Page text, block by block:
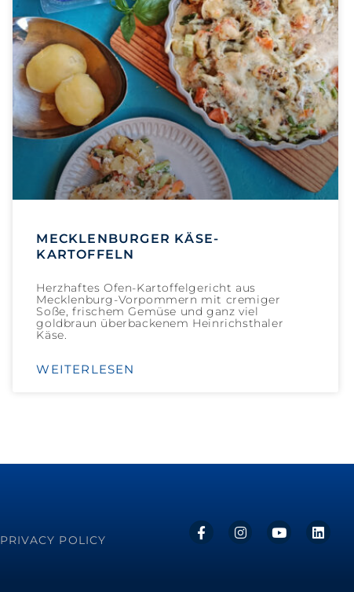
MECKLENBURGER KÄSE-
KARTOFFELN
Herzhaftes Ofen-Kartoffelgericht aus
Mecklenburg-Vorpommern mit cremiger
Soße, frischem Gemüse und ganz viel
goldbraun überbackenem Heinrichsthaler
Käse.
WEITERLESEN
PRIVACY POLICY